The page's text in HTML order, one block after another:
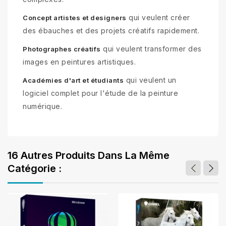
Concept artistes et designers qui veulent créer
des ébauches et des projets créatifs rapidement.
Photographes créatifs qui veulent transformer des
images en peintures artistiques.
Académies d'art et étudiants qui veulent un
logiciel complet pour l'étude de la peinture
numérique.
16 Autres Produits Dans La Même
Catégorie :